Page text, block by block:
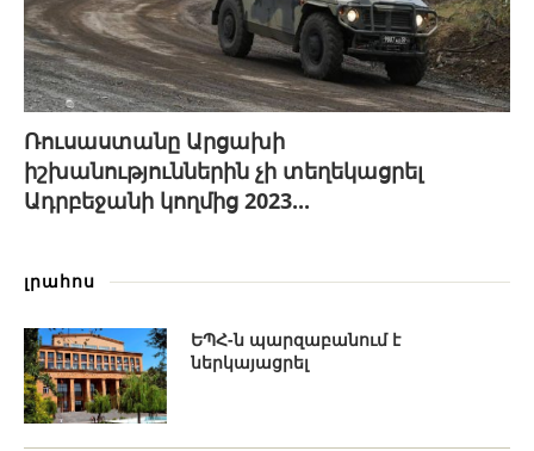
Ռուսաստանը Արցախի
իշխանություններին չի տեղեկացրել
Ադրբեջանի կողմից 2023...
լրահոս
ԵՊՀ-ն պարզաբանում է
ներկայացրել